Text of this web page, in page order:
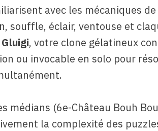
avec les mécaniques
souffle, éclair, ventouse et
Gluigi, votre clone gélatineux
ou invocable en solo pour
médians (6e-Château Bouh
la complexité des